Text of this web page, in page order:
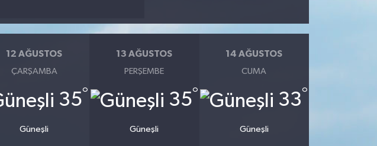
12 AĞUSTOS
ÇARŞAMBA
35°
Güneşli
13 AĞUSTOS
PERŞEMBE
35°
Güneşli
14 AĞUSTOS
CUMA
33°
Güneşli